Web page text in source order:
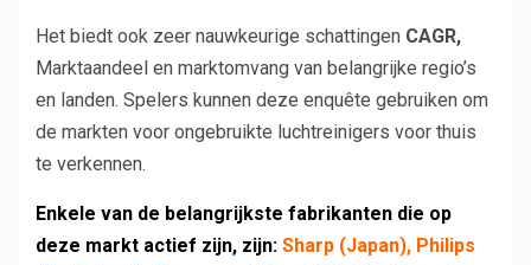
Het biedt ook zeer nauwkeurige schattingen CAGR,
Marktaandeel en marktomvang van belangrijke regio’s
en landen. Spelers kunnen deze enquête gebruiken om
de markten voor ongebruikte luchtreinigers voor thuis
te verkennen.
Enkele van de belangrijkste fabrikanten die op
deze markt actief zijn, zijn: Sharp (Japan), Philips